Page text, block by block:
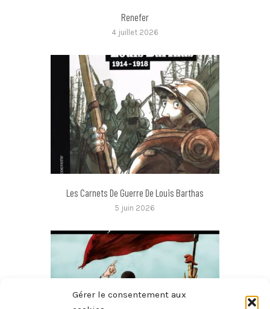
Gérer le consentement aux
Renefer
4 juillet 2026
Les Carnets De Guerre De Louis Barthas
5 juin 2026